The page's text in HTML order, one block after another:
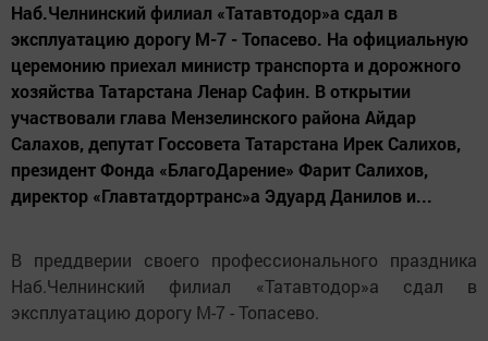
Наб.Челнинский филиал «Татавтодор»а сдал в
эксплуатацию дорогу М-7 - Топасево. На официальную
церемонию приехал министр транспорта и дорожного
хозяйства Татарстана Ленар Сафин. В открытии
участвовали глава Мензелинского района Айдар
Салахов, депутат Госсовета Татарстана Ирек Салихов,
президент Фонда «БлагоДарение» Фарит Салихов,
директор «Главтатдортранс»а Эдуард Данилов и...
В преддверии своего профессионального праздника
Наб.Челнинский филиал «Татавтодор»а сдал в
эксплуатацию дорогу М-7 - Топасево.